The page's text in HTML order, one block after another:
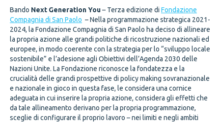
Bando Next Generation You– Terza edizione di Fondazione
Compagnia di San Paolo – Nella programmazione strategica 2021-
2024, la Fondazione Compagnia di San Paolo ha deciso di allineare
la propria azione alle grandi politiche di ricostruzione nazionali ed
europee, in modo coerente con la strategia per lo “sviluppo locale
sostenibile” e l’adesione agli Obiettivi dell’Agenda 2030 delle
Nazioni Unite. La Fondazione riconosce la fondatezza e la
crucialità delle grandi prospettive di policy making sovranazionale
e nazionale in gioco in questa fase, le considera una cornice
adeguata in cui inserire la propria azione, considera gli effetti che
da tale allineamento derivano per la propria programmazione,
sceglie di configurare il proprio lavoro – nei limiti e negli ambiti